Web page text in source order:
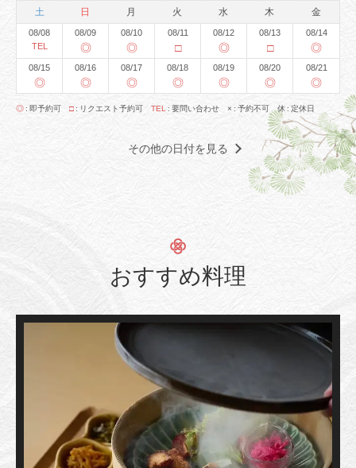
土 日 月 火 水 木 金
08/08
TEL
08/09
◎
08/10
◎
08/11
□
08/12
◎
08/13
□
08/14
◎
08/15
◎
08/16
◎
08/17
◎
08/18
◎
08/19
◎
08/20
◎
08/21
◎
◎ 即予約可 □ リクエスト予約可 TEL 要問い合わせ × 予約不可 休 定休日
その他の日付を見る
おすすめ料理